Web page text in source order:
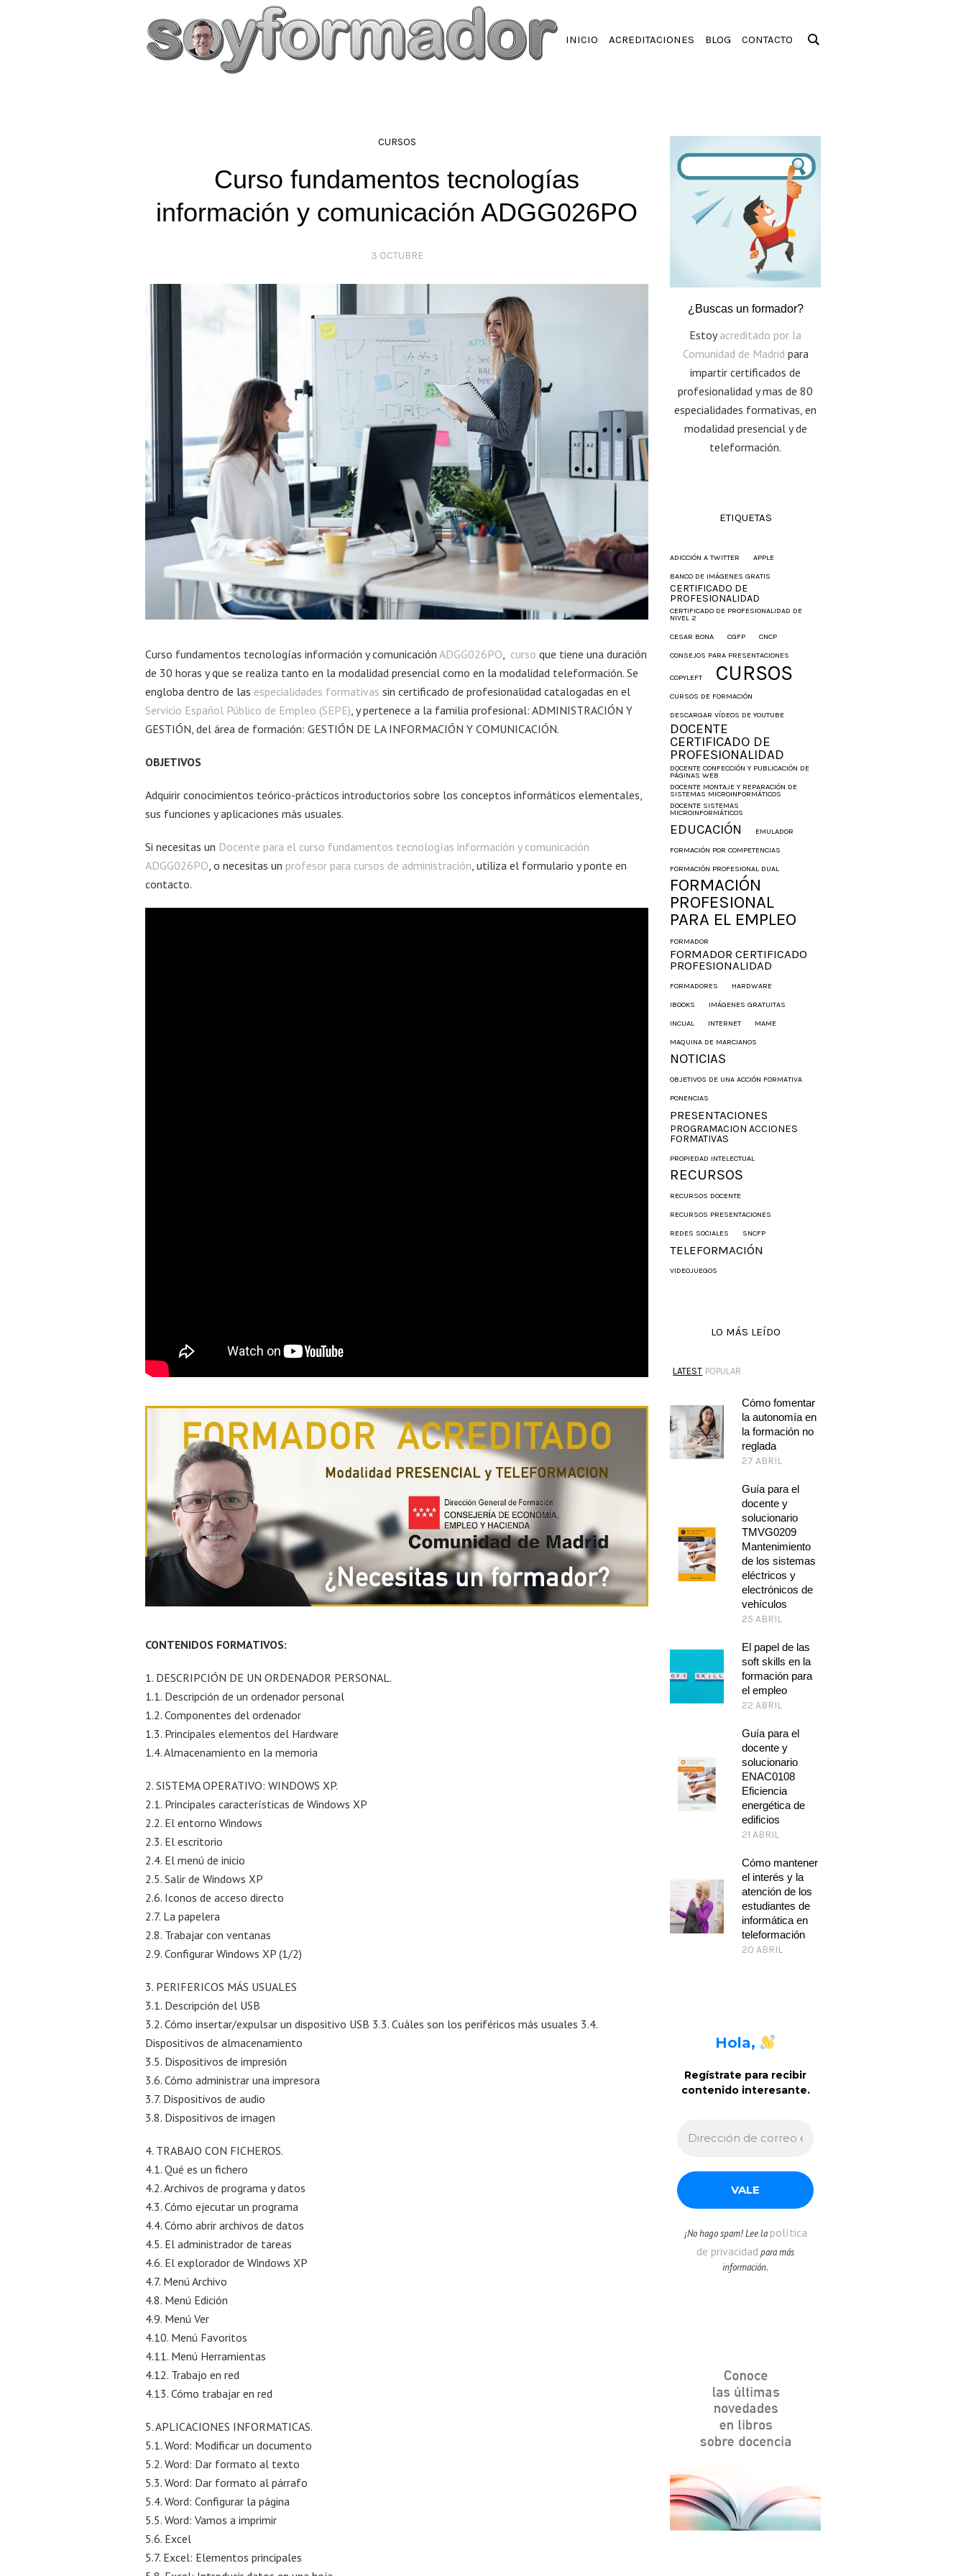
INICIO ACREDITACIONES BLOG CONTACTO
CURSOS
Curso fundamentos tecnologías
información y comunicación ADGG026PO
3 OCTUBRE
Curso fundamentos tecnologías información y comunicación ADGG026PO curso que tiene una duración
de 30 horas y que se realiza tanto en la modalidad presencial como en la modalidad teleformación. Se
engloba dentro de las especialidades formativas sin certificado de profesionalidad catalogadas en el
Servicio Español Público de Empleo (SEPE) , y pertenece a la familia profesional: ADMINISTRACIÓN Y
GESTIÓN, del área de formación: GESTIÓN DE LA INFORMACIÓN Y COMUNICACIÓN.
OBJETIVOS
Adquirir conocimientos teórico-prácticos introductorios sobre los conceptos informáticos elementales,
sus funciones y aplicaciones más usuales.
Si necesitas un Docente para el curso fundamentos tecnologías información y comunicación
ADGG026PO , o necesitas un profesor para cursos de administración , utiliza el formulario y ponte en
contacto.
CONTENIDOS FORMATIVOS:
1. DESCRIPCIÓN DE UN ORDENADOR PERSONAL.
1.1. Descripción de un ordenador personal
1.2. Componentes del ordenador
1.3. Principales elementos del Hardware
1.4. Almacenamiento en la memoria
2. SISTEMA OPERATIVO: WINDOWS XP.
2.1. Principales características de Windows XP
2.2. El entorno Windows
2.3. El escritorio
2.4. El menú de inicio
2.5. Salir de Windows XP
2.6. Iconos de acceso directo
2.7. La papelera
2.8. Trabajar con ventanas
2.9. Configurar Windows XP (1/2)
3. PERIFERICOS MÁS USUALES
3.1. Descripción del USB
3.2. Cómo insertar/expulsar un dispositivo USB 3.3. Cuáles son los periféricos más usuales 3.4.
Dispositivos de almacenamiento
3.5. Dispositivos de impresión
3.6. Cómo administrar una impresora
3.7. Dispositivos de audio
3.8. Dispositivos de imagen
4. TRABAJO CON FICHEROS.
4.1. Qué es un fichero
4.2. Archivos de programa y datos
4.3. Cómo ejecutar un programa
4.4. Cómo abrir archivos de datos
4.5. El administrador de tareas
4.6. El explorador de Windows XP
4.7. Menú Archivo
4.8. Menú Edición
4.9. Menú Ver
4.10. Menú Favoritos
4.11. Menú Herramientas
4.12. Trabajo en red
4.13. Cómo trabajar en red
5. APLICACIONES INFORMATICAS.
5.1. Word: Modificar un documento
5.2. Word: Dar formato al texto
5.3. Word: Dar formato al párrafo
5.4. Word: Configurar la página
5.5. Word: Vamos a imprimir
5.6. Excel
5.7. Excel: Elementos principales
¿Buscas un formador?
Estoyacreditado por la
Comunidad de Madrid para
impartir certificados de
profesionalidad y mas de 80
especialidades formativas, en
modalidad presencial y de
teleformación.
ETIQUETAS
ADICCIÓN A TWITTER
APPLE
BANCO DE IMÁGENES GRATIS
CERTIFICADO DE
PROFESIONALIDAD
CERTIFICADO DE PROFESIONALIDAD DE
NIVEL 2
CESAR BONA
CGFP
CNCP
CONSEJOS PARA PRESENTACIONES
COPYLEFT CURSOS
CURSOS DE FORMACIÓN
DESCARGAR VÍDEOS DE YOUTUBE
DOCENTE
CERTIFICADO DE
PROFESIONALIDAD
DOCENTE CONFECCIÓN Y PUBLICACIÓN DE
PÁGINAS WEB
DOCENTE MONTAJE Y REPARACIÓN DE
SISTEMAS MICROINFORMÁTICOS
DOCENTE SISTEMAS
MICROINFORMÁTICOS
EDUCACIÓN
EMULADOR
FORMACIÓN POR COMPETENCIAS
FORMACIÓN PROFESIONAL DUAL
FORMACIÓN
PROFESIONAL
PARA EL EMPLEO
FORMADOR
FORMADOR CERTIFICADO
PROFESIONALIDAD
FORMADORES
HARDWARE
IBOOKS
IMÁGENES GRATUITAS
INCUAL
INTERNET
MAME
MAQUINA DE MARCIANOS
NOTICIAS
OBJETIVOS DE UNA ACCIÓN FORMATIVA
PONENCIAS
PRESENTACIONES
PROGRAMACION ACCIONES
FORMATIVAS
PROPIEDAD INTELECTUAL
RECURSOS
RECURSOS DOCENTE
RECURSOS PRESENTACIONES
REDES SOCIALES
SNCFP
TELEFORMACIÓN
VIDEOJUEGOS
LO MÁS LEÍDO
LATEST POPULAR
Cómo fomentar
la autonomía en
la formación no
reglada
27 ABRIL
Guía para el
docente y
solucionario
TMVG0209
Mantenimiento
de los sistemas
eléctricos y
electrónicos de
vehículos
25 ABRIL
El papel de las
soft skills en la
formación para
el empleo
22 ABRIL
Guía para el
docente y
solucionario
ENAC0108
Eficiencia
energética de
edificios
21 ABRIL
Cómo mantener
el interés y la
atención de los
estudiantes de
informática en
teleformación
20 ABRIL
Hola,
Regístrate para recibir
contenido interesante.
¡No hago spam! Lee la política
de privacidad para más
información.